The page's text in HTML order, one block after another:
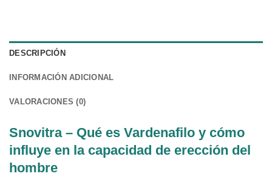
DESCRIPCIÓN
INFORMACIÓN ADICIONAL
VALORACIONES (0)
Snovitra – Qué es Vardenafilo y cómo
influye en la capacidad de erección del
hombre